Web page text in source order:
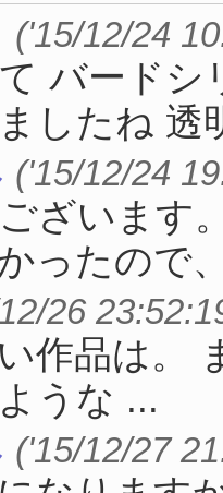
('15/12/24
バードシ
したね 透
('15/12/24
ざいます
ったので
26
作品は。
うな ...
('15/12/27